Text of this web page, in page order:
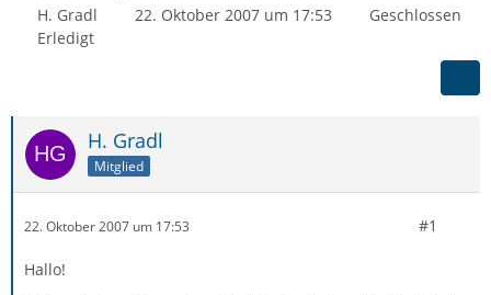
H. Gradl 22. Oktober 2007 um 17:53
Geschlossen
Erledigt
H. Gradl
Mitglied
22. Oktober 2007 um 17:53 #1
Hallo!